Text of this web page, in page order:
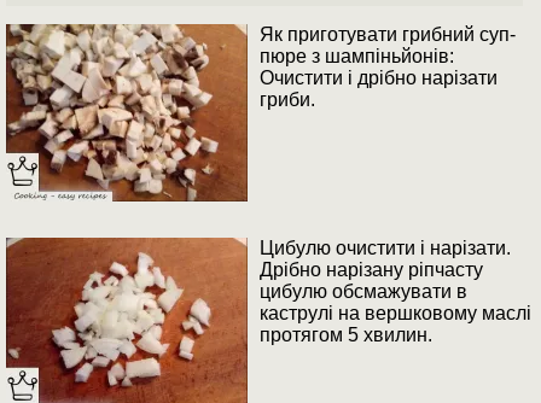
Як приготувати грибний суп-
пюре з шампіньйонів:
Очистити і дрібно нарізати
гриби.
Цибулю очистити і нарізати.
Дрібно нарізану ріпчасту
цибулю обсмажувати в
каструлі на вершковому маслі
протягом 5 хвилин.